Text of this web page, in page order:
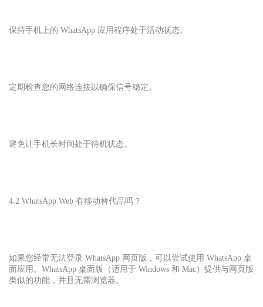
保持手机上的 WhatsApp 应用程序处于活动状态。
定期检查您的网络连接以确保信号稳定。
避免让手机长时间处于待机状态。
4.2 WhatsApp Web 有移动替代品吗？
如果您经常无法登录 WhatsApp 网页版，可以尝试使用 WhatsApp 桌
面应用。WhatsApp 桌面版（适用于 Windows 和 Mac）提供与网页版
类似的功能，并且无需浏览器。